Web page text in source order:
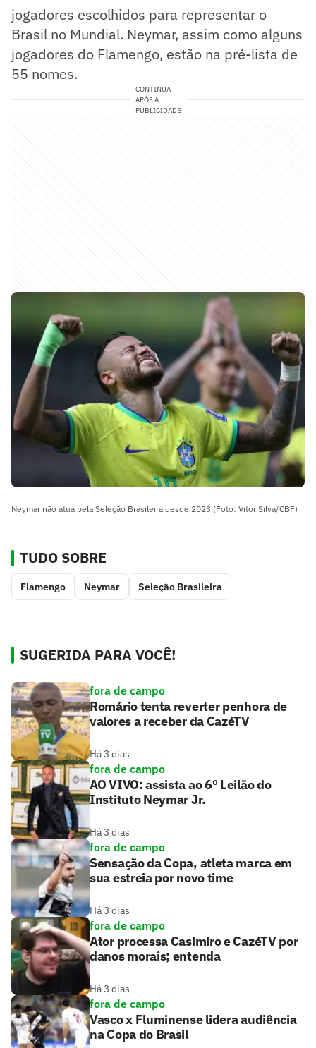
jogadores escolhidos para representar o
Brasil no Mundial. Neymar, assim como alguns
jogadores do Flamengo, estão na pré-lista de
55 nomes.
CONTINUA
APÓS A
PUBLICIDADE
Neymar não atua pela Seleção Brasileira desde 2023 (Foto: Vitor Silva/CBF)
TUDO SOBRE
Flamengo Neymar Seleção Brasileira
SUGERIDA PARA VOCÊ!
fora de campo
Romário tenta reverter penhora de
valores a receber da CazéTV
Há 3 dias
fora de campo
AO VIVO: assista ao 6º Leilão do
Instituto Neymar Jr.
Há 3 dias
fora de campo
Sensação da Copa, atleta marca em
sua estreia por novo time
Há 3 dias
fora de campo
Ator processa Casimiro e CazéTV por
danos morais; entenda
Há 3 dias
fora de campo
Vasco x Fluminense lidera audiência
na Copa do Brasil